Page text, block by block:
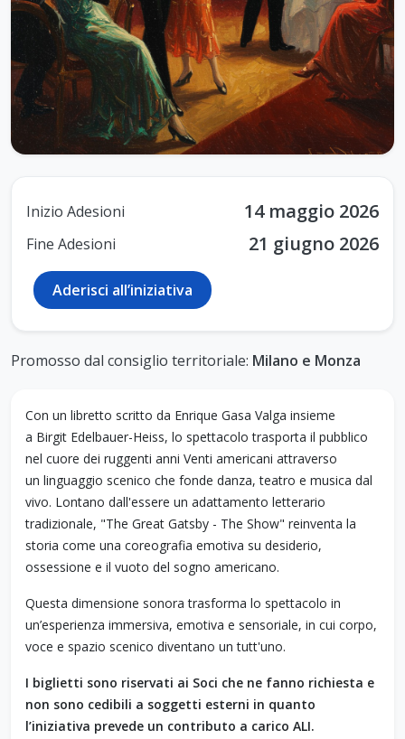
Inizio Adesioni 14 maggio 2026
Fine Adesioni 21 giugno 2026
Aderisci all’iniziativa
Promosso dal consiglio territoriale: Milano e Monza
Con un libretto scritto da Enrique Gasa Valga insieme
a Birgit Edelbauer-Heiss, lo spettacolo trasporta il pubblico
nel cuore dei ruggenti anni Venti americani attraverso
un linguaggio scenico che fonde danza, teatro e musica dal
vivo. Lontano dall'essere un adattamento letterario
tradizionale, "The Great Gatsby - The Show" reinventa la
storia come una coreografia emotiva su desiderio,
ossessione e il vuoto del sogno americano.
Questa dimensione sonora trasforma lo spettacolo in
un’esperienza immersiva, emotiva e sensoriale, in cui corpo,
voce e spazio scenico diventano un tutt'uno.
I biglietti sono riservati ai Soci che ne fanno richiesta e
non sono cedibili a soggetti esterni in quanto
l’iniziativa prevede un contributo a carico ALI.